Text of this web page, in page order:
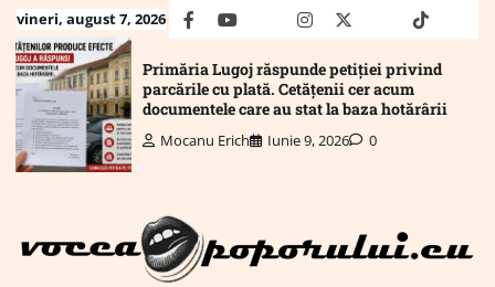
Skip
to
content
vineri, august 7, 2026 facebookyoutubeMailinstagram
twitter truthtiktok
Primăria Lugoj răspunde petiției privind
parcările cu plată. Cetățenii cer acum
documentele care au stat la baza hotărârii
Mocanu Erich Iunie 9, 2026 0